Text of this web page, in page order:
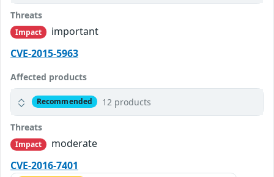
Threats
Impact
important
CVE-2015-5963
Affected products
Recommended 12 products
Threats
Impact
moderate
CVE-2016-7401